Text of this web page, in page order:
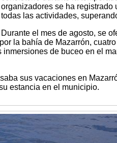
organizadores se ha registrado
todas las actividades,
Durante el mes de agosto, se
la bahía de Mazarrón,
de buceo en el
sus vacaciones en
estancia en el municipio.